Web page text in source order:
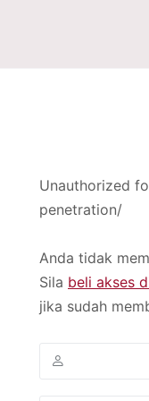
Unauthorized
penetration/
Anda tidak
Sila beli akses
jika sudah